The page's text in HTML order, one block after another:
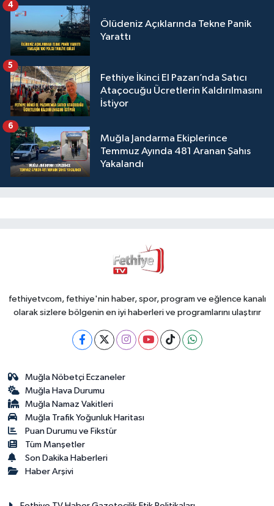
Ölüdeniz Açıklarında Tekne Panik
Yarattı
4
Fethiye İkinci El Pazarı’nda Satıcı
Ataçocuğu Ücretlerin Kaldırılmasını
İstiyor
5
Muğla Jandarma Ekiplerince
Temmuz Ayında 481 Aranan Şahıs
Yakalandı
6
fethiyetvcom, fethiye'nin haber, spor, program ve eğlence kanalı
olarak sizlere bölgenin en iyi haberleri ve programlarını ulaştırır
Muğla Nöbetçi Eczaneler
Muğla Hava Durumu
Muğla Namaz Vakitleri
Muğla Trafik Yoğunluk Haritası
Puan Durumu ve Fikstür
Tüm Manşetler
Son Dakika Haberleri
Haber Arşivi